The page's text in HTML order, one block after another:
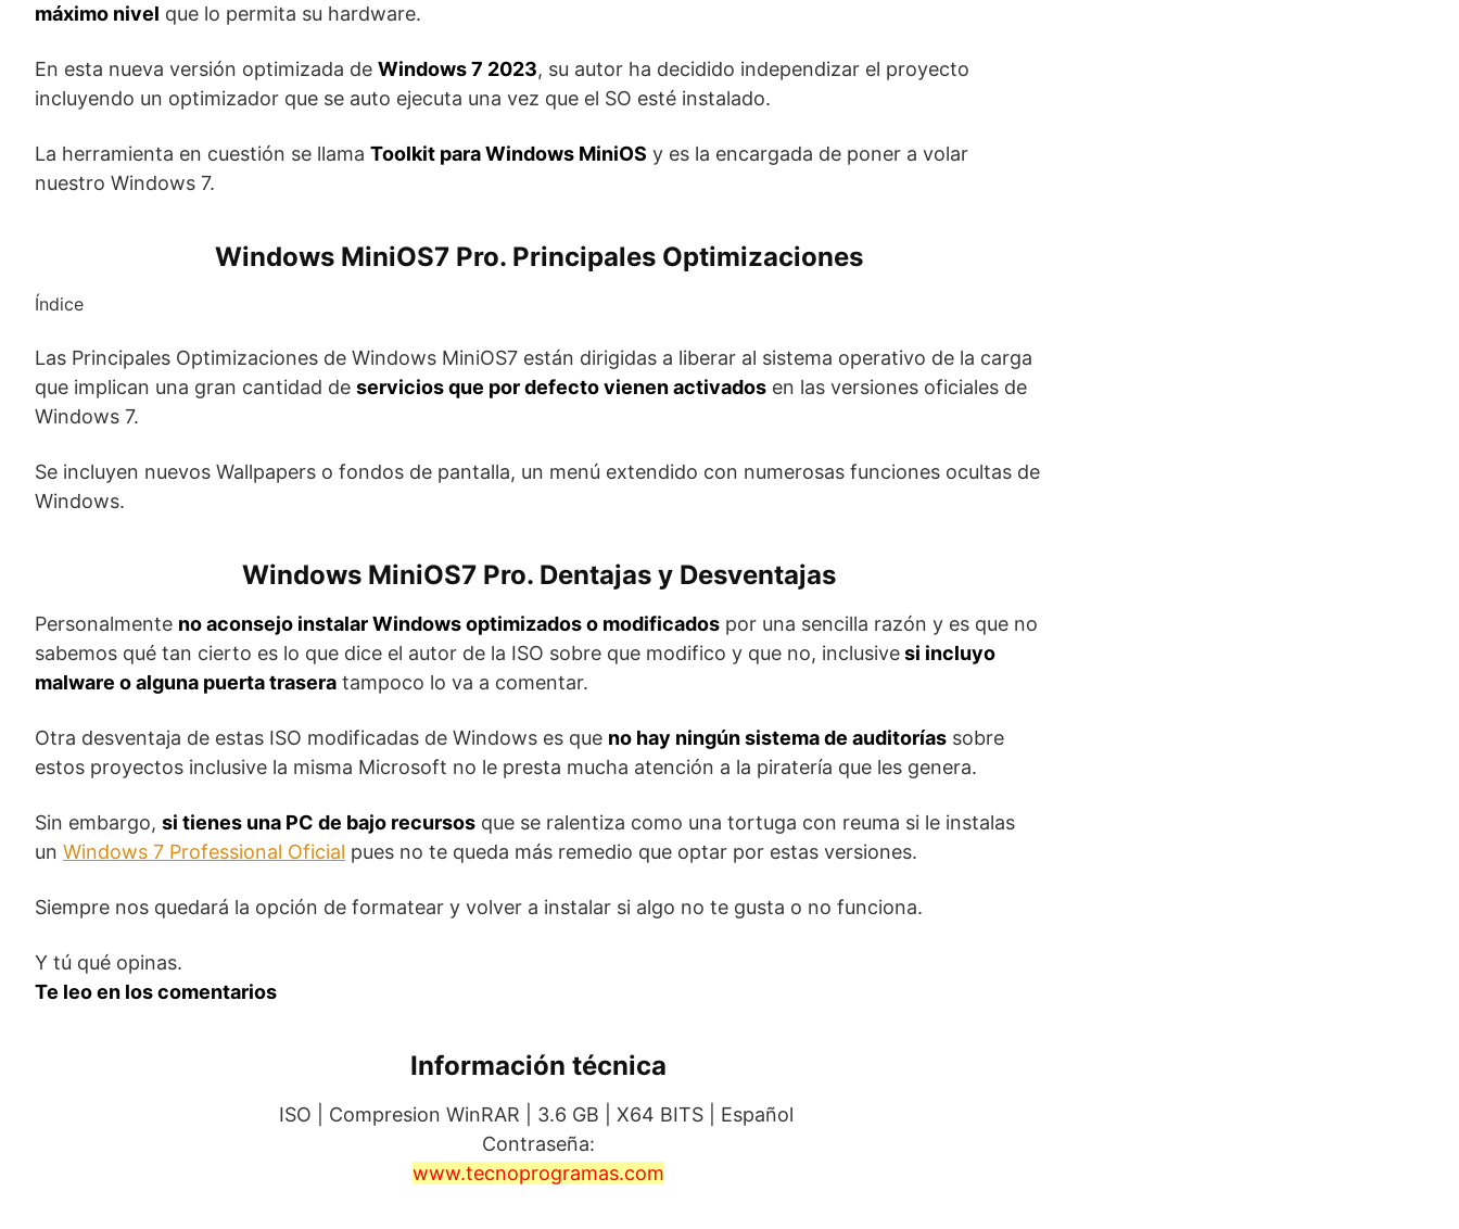
máximo nivel que lo permita su hardware.
En esta nueva versión optimizada de Windows 7 2023, su autor ha decidido independizar el proyecto
incluyendo un optimizador que se auto ejecuta una vez que el SO esté instalado.
La herramienta en cuestión se llama Toolkit para Windows MiniOS y es la encargada de poner a volar
nuestro Windows 7.
Windows MiniOS7 Pro. Principales Optimizaciones
Índice
Las Principales Optimizaciones de Windows MiniOS7 están dirigidas a liberar al sistema operativo de la carga
que implican una gran cantidad de servicios que por defecto vienen activados en las versiones oficiales de
Windows 7.
Se incluyen nuevos Wallpapers o fondos de pantalla, un menú extendido con numerosas funciones ocultas de
Windows.
Windows MiniOS7 Pro. Dentajas y Desventajas
Personalmente no aconsejo instalar Windows optimizados o modificados por una sencilla razón y es que no
sabemos qué tan cierto es lo que dice el autor de la ISO sobre que modifico y que no, inclusivesi incluyo
malware o alguna puerta trasera tampoco lo va a comentar.
Otra desventaja de estas ISO modificadas de Windows es que no hay ningún sistema de auditorías sobre
estos proyectos inclusive la misma Microsoft no le presta mucha atención a la piratería que les genera.
Sin embargo, si tienes una PC de bajo recursos que se ralentiza como una tortuga con reuma si le instalas
un Windows 7 Professional Oficial pues no te queda más remedio que optar por estas versiones.
Siempre nos quedará la opción de formatear y volver a instalar si algo no te gusta o no funciona.
Y tú qué opinas.
Te leo en los comentarios
Información técnica
ISO | Compresion WinRAR | 3.6 GB | X64 BITS | Español
Contraseña:
www.tecnoprogramas.com